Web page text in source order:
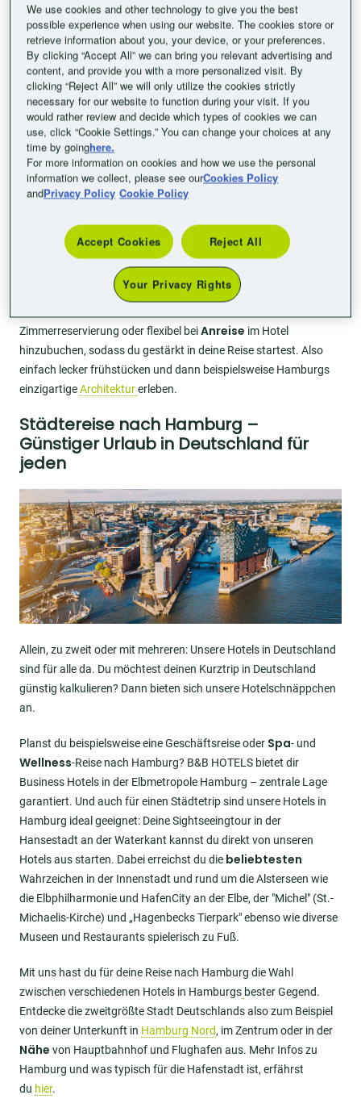
Image
Neben den üblichen Doppel- und Einzelzimmern bieten dir unsere
Hotels in Deutschland auch Familienzimmer, in denen Groß und
Klein gemeinsam übernachten können. Sogar Haustiere darfst
spontanen Familientrip nach
Hamburg Harburgoder
Hamburg
Am Frühstücksbuffet kann sich jeder nach Herzenslust
Zimmerreservierung oder flexibel beiAnreise im Hotel
hinzubuchen, sodass du gestärkt in deine Reise startest. Also
einfach lecker frühstücken und dann beispielsweise Hamburgs
einzigartigeArchitekturerleben.
Städtereise nach Hamburg –
Günstiger Urlaub in Deutschland für
jeden
Allein, zu zweit oder mit mehreren: Unsere Hotels in Deutschland
sind für alle da. Du möchtest deinen Kurztrip in Deutschland
günstig kalkulieren? Dann bieten sich unsere Hotelschnäppchen
an.
Planst du beispielsweise eine Geschäftsreise oder Spa- und
Wellness-Reise nach Hamburg? B&B HOTELS bietet dir
Business Hotels in der Elbmetropole Hamburg – zentrale Lage
garantiert. Und auch für einen Städtetrip sind unsere Hotels in
Hamburg ideal geeignet: Deine Sightseeingtour in der
Hansestadt an der Waterkant kannst du direkt von unseren
Hotels aus starten. Dabei erreichst du die beliebtesten
Wahrzeichen in der Innenstadt und rund um die Alsterseen wie
die Elbphilharmonie und HafenCity an der Elbe, der "Michel" (St.-
Michaelis-Kirche) und „Hagenbecks Tierpark" ebenso wie diverse
Museen und Restaurants spielerisch zu Fuß.
Mit uns hast du für deine Reise nach Hamburg die Wahl
zwischen verschiedenen Hotels in Hamburgs bester Gegend.
Entdecke die zweitgrößte Stadt Deutschlands also zum Beispiel
von deiner Unterkunft in Hamburg Nord, im Zentrum oder in der
Nähe von Hauptbahnhof und Flughafen aus. Mehr Infos zu
Hamburg und was typisch für die Hafenstadt ist, erfährst
du hier.
We use cookies and other technology to give you the best
possible experience when using our website. The cookies store or
retrieve information about you, your device, or your preferences.
By clicking “Accept All” we can bring you relevant advertising and
content, and provide you with a more personalized visit. By
clicking “Reject All” we will only utilize the cookies strictly
necessary for our website to function during your visit. If you
would rather review and decide which types of cookies we can
use, click “Cookie Settings.” You can change your choices at any
time by goinghere.
For more information on cookies and how we use the personal
information we collect, please see ourCookies Policy
andPrivacy Policy Cookie Policy
Accept Cookies Reject All
Your Privacy Rights